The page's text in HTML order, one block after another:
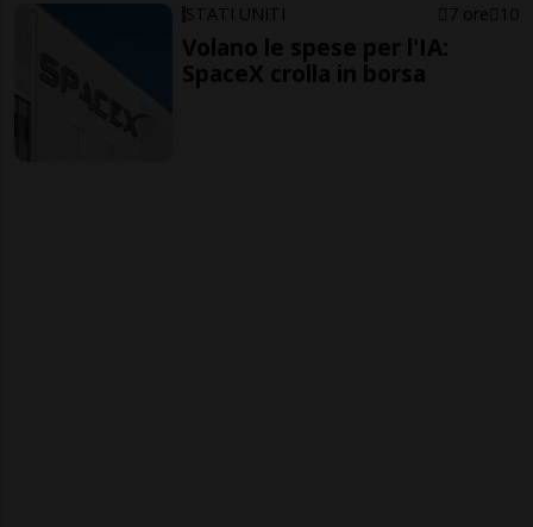
STATI UNITI 7 ore 10
Volano le spese per l'IA:
SpaceX crolla in borsa